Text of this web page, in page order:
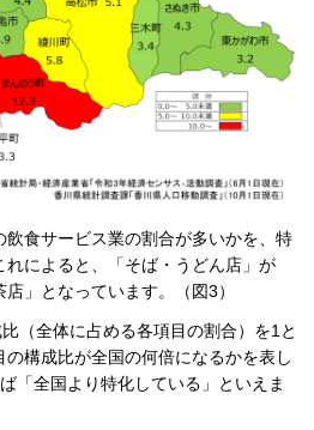
食サービス業の割合が多いかを、特
によると、「そば・うどん店」が
」となっています。（図3）
（全体に占める各項目の割合）を1と
の構成比が全国の何倍になるかを表し
「全国より特化している」といえま